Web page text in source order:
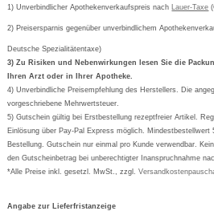
Cookie-Einstellungen
Vertrag widerrufen
Bestellschein ausfüllen
Newsletteranmeldung
Formoline
Wick
Eucerin
Basica
1) Unverbindlicher Apothekenverkaufspreis nach Lauer-Taxe
2) Preisersparnis gegenüber unverbindlichem
Deutsche Spezialitätentaxe)
3) Zu Risiken und Nebenwirkungen lesen Sie die
Ihren Arzt oder in Ihrer Apotheke.
4) Unverbindliche Preisempfehlung des Herstellers. Die
vorgeschriebene Mehrwertsteuer.
5) Gutschein gültig bei Erstbestellung rezeptfreier Artikel.
Einlösung über Pay-Pal Express möglich. Mindestbestellwert
Bestellung. Gutschein nur einmal pro Kunde verwendbar.
den Gutscheinbetrag bei unberechtigter Inanspruchnahme
*Alle Preise inkl. gesetzl. MwSt., zzgl.
Angabe zur Lieferfristanzeige